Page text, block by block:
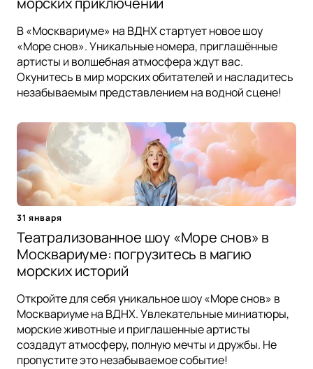
В «Москвариуме» на ВДНХ стартует новое шоу
«Море снов». Уникальные номера, приглашённые
артисты и волшебная атмосфера ждут вас.
Окунитесь в мир морских обитателей и насладитесь
незабываемым представлением на водной сцене!
31 января
Театрализованное шоу «Море снов» в
Москвариуме: погрузитесь в магию
морских историй
Откройте для себя уникальное шоу «Море снов» в
Москвариуме на ВДНХ. Увлекательные миниатюры,
морские животные и приглашенные артисты
создадут атмосферу, полную мечты и дружбы. Не
пропустите это незабываемое событие!